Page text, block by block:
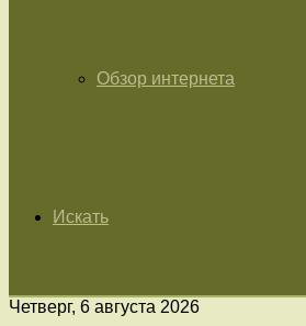
Обзор интернета
Искать
Четверг, 6 августа 2026